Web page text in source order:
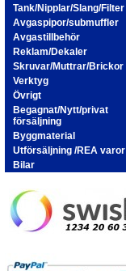
Tank/Nipplar/Slang/Filter
Avgaspipor/submuffler
Avgastillbehör
Reklam/Dekaler
Skruvar/Muttrar/Brickor
Verktyg
Övrigt
Begagnat/Nytt/privat
försäljning
Byggmaterial
Utförsäljning /REA varor
Bilar